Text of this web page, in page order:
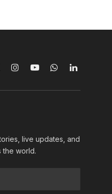
InstagramYouTubeWhatsAppLinkedIn
live updates, and
the world.